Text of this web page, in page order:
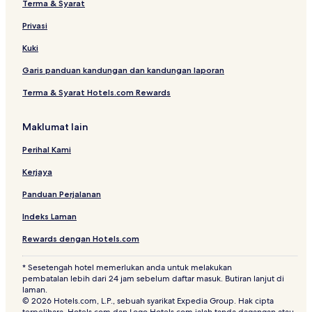
Terma & Syarat
Privasi
Kuki
Garis panduan kandungan dan kandungan laporan
Terma & Syarat Hotels.com Rewards
Maklumat lain
Perihal Kami
Kerjaya
Panduan Perjalanan
Indeks Laman
Rewards dengan Hotels.com
* Sesetengah hotel memerlukan anda untuk melakukan
pembatalan lebih dari 24 jam sebelum daftar masuk. Butiran lanjut di
laman.
© 2026 Hotels.com, L.P., sebuah syarikat Expedia Group. Hak cipta